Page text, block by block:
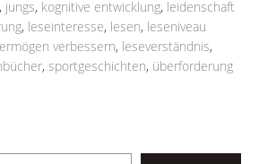
, jungs, kognitive entwicklung, leidenschaft
, leseinteresse, lesen, leseniveau
verbessern, leseverständnis,
, sportgeschichten, überforderung